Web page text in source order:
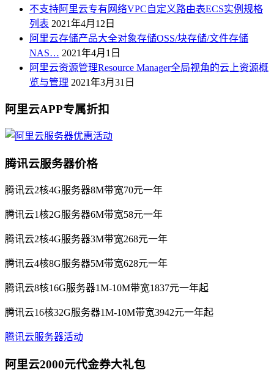
不支持阿里云专有网络VPC自定义路由表ECS实例规格
列表 2021年4月12日
阿里云存储产品大全对象存储OSS/块存储/文件存储
NAS… 2021年4月1日
阿里云资源管理Resource Manager全局视角的云上资源概
览与管理 2021年3月31日
阿里云APP专属折扣
腾讯云服务器价格
腾讯云2核4G服务器8M带宽70元一年
腾讯云1核2G服务器6M带宽58元一年
腾讯云2核4G服务器3M带宽268元一年
腾讯云4核8G服务器5M带宽628元一年
腾讯云8核16G服务器1M-10M带宽1837元一年起
腾讯云16核32G服务器1M-10M带宽3942元一年起
腾讯云服务器活动
阿里云2000元代金券大礼包